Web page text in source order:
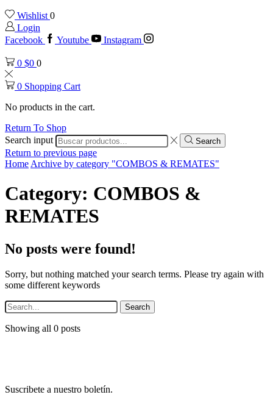
Wishlist 0
Login
Facebook
Youtube Instagram
0 $0 0
0 Shopping Cart
No products in the cart.
Return To Shop
Search input
Search
Return to previous page
Home Archive by category "COMBOS & REMATES"
Category: COMBOS &
REMATES
No posts were found!
Sorry, but nothing matched your search terms. Please try again with
some different keywords
Search
Showing all 0 posts
Suscribete a nuestro boletín.